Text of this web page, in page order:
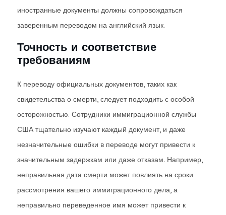
иностранные документы должны сопровождаться
заверенным переводом на английский язык.
Точность и соответствие
требованиям
К переводу официальных документов, таких как
свидетельства о смерти, следует подходить с особой
осторожностью. Сотрудники иммиграционной службы
США тщательно изучают каждый документ, и даже
незначительные ошибки в переводе могут привести к
значительным задержкам или даже отказам. Например,
неправильная дата смерти может повлиять на сроки
рассмотрения вашего иммиграционного дела, а
неправильно переведенное имя может привести к